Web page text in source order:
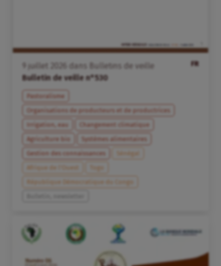
FR
juillet dans
Bulletins de veille
Bulletin de veille n°530
Pastoralisme
Organisations de producteurs et de productrices
Irrigation, eau
Changement climatique
Agriculture bio
Systèmes alimentaires
Gestion des connaissances
Sénégal
Afrique de l’Ouest
Togo
République Démocratique du Congo